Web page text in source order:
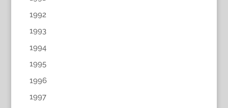
1992
1993
1994
1995
1996
1997